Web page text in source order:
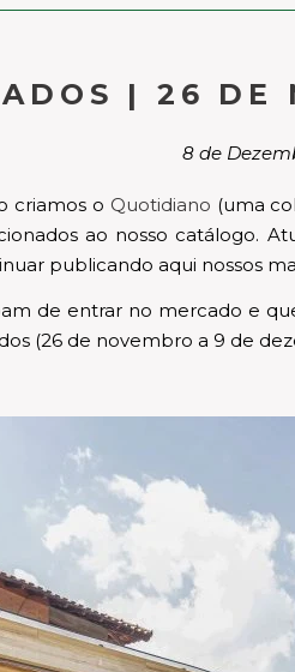
| 26 DE
8 de
criamos o Quotidiano (uma
ao nosso catálogo.
publicando aqui nossos
de entrar no mercado e
(26 de novembro a 9 de